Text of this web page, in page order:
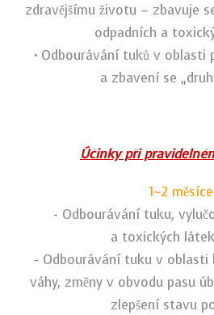
zdravějšímu životu – zbavuje
odpadních a
• Odbourávání tuků v oblasti
a zbavení se
Účinky při
1~2 měsíce
- Odbourávání tuku,
a toxických
- Odbourávání tuku v oblasti
váhy, změny v obvodu pasu
zlepšení stavu